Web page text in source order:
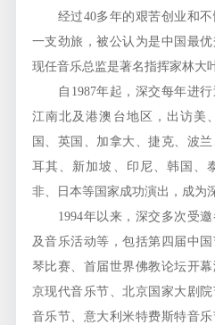
经过40多年的艰苦创业和不
一支劲旅，被公认为是中国最
现任音乐总监是著名指挥家林大
自1987年起，深交每年进行
江南北及港澳台地区，出访美
国、英国、加拿大、捷克、波
耳其、新加坡、印尼、韩国、
非、日本等国家成功演出，成为
1994年以来，深交多次受邀
及音乐活动等，包括第四届中
琴比赛、首届世界佛教论坛开
京现代音乐节、北京国家大剧
音乐节、意大利米特费斯特音乐